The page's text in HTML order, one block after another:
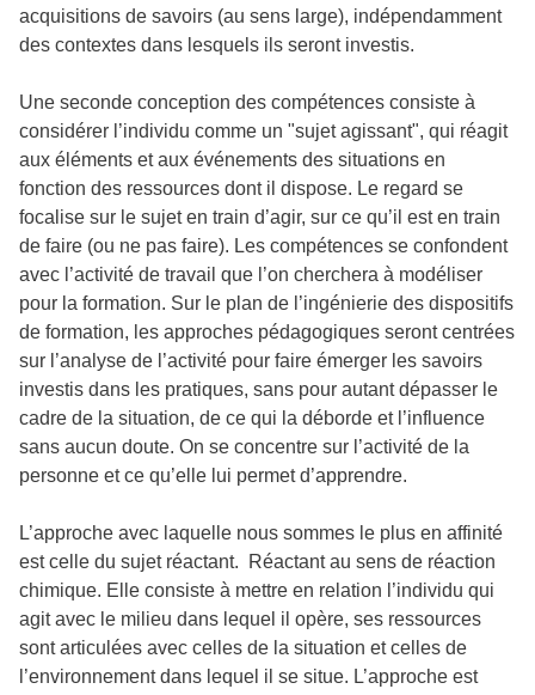
acquisitions de savoirs (au sens large), indépendamment
des contextes dans lesquels ils seront investis.
Une seconde conception des compétences consiste à
considérer l’individu comme un "sujet agissant", qui réagit
aux éléments et aux événements des situations en
fonction des ressources dont il dispose. Le regard se
focalise sur le sujet en train d’agir, sur ce qu’il est en train
de faire (ou ne pas faire). Les compétences se confondent
avec l’activité de travail que l’on cherchera à modéliser
pour la formation. Sur le plan de l’ingénierie des dispositifs
de formation, les approches pédagogiques seront centrées
sur l’analyse de l’activité pour faire émerger les savoirs
investis dans les pratiques, sans pour autant dépasser le
cadre de la situation, de ce qui la déborde et l’influence
sans aucun doute. On se concentre sur l’activité de la
personne et ce qu’elle lui permet d’apprendre.
L’approche avec laquelle nous sommes le plus en affinité
est celle du sujet réactant. Réactant au sens de réaction
chimique. Elle consiste à mettre en relation l’individu qui
agit avec le milieu dans lequel il opère, ses ressources
sont articulées avec celles de la situation et celles de
l’environnement dans lequel il se situe. L’approche est